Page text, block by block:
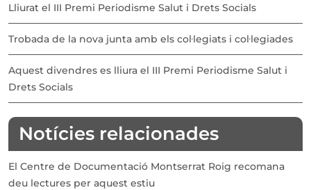
Lliurat el III Premi Periodisme Salut i Drets Socials
Trobada de la nova junta amb els col·legiats i col·legiades
Aquest divendres es lliura el III Premi Periodisme Salut i
Drets Socials
Notícies relacionades
El Centre de Documentació Montserrat Roig recomana
deu lectures per aquest estiu